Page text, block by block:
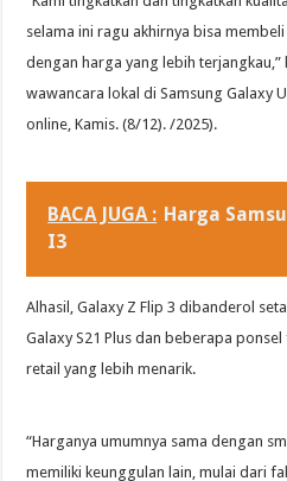
selama ini ragu akhirnya bisa
dengan harga yang lebih terjangkau,”
wawancara lokal di Samsung Galaxy
online, Kamis. (8/12). /2025).
BACA JUGA : Harga
I3
Alhasil, Galaxy Z Flip 3 dibanderol
Galaxy S21 Plus dan beberapa
retail yang lebih menarik.
“Harganya umumnya sama dengan
memiliki keunggulan lain, mulai dari